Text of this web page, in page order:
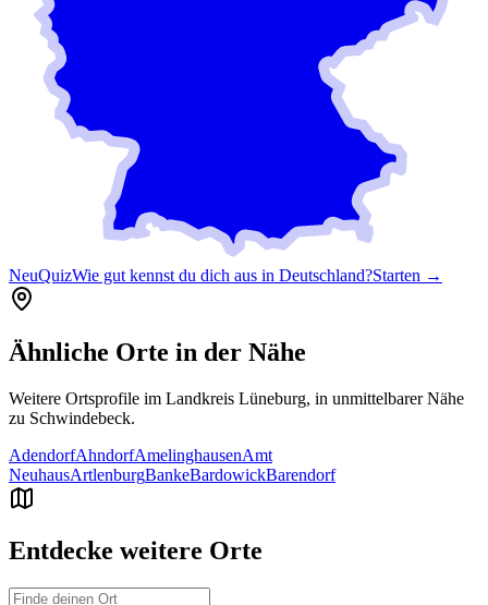
NeuQuizWie gut kennst du dich aus in Deutschland?Starten →
Ähnliche Orte in der Nähe
Weitere Ortsprofile im Landkreis Lüneburg, in unmittelbarer Nähe
zu Schwindebeck.
AdendorfAhndorfAmelinghausenAmt
NeuhausArtlenburgBankeBardowickBarendorf
Entdecke weitere Orte